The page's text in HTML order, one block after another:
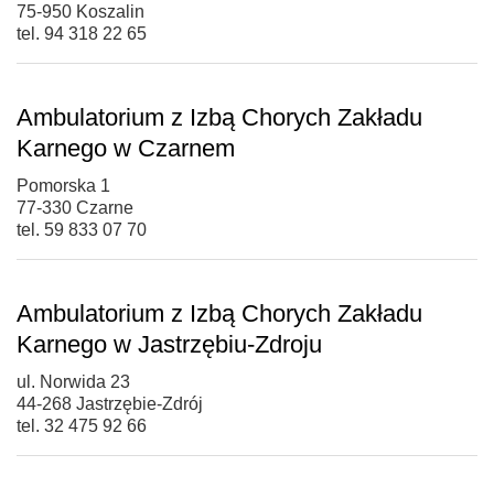
75-950 Koszalin
tel. 94 318 22 65
Ambulatorium z Izbą Chorych Zakładu
Karnego w Czarnem
Pomorska 1
77-330 Czarne
tel. 59 833 07 70
Ambulatorium z Izbą Chorych Zakładu
Karnego w Jastrzębiu-Zdroju
ul. Norwida 23
44-268 Jastrzębie-Zdrój
tel. 32 475 92 66